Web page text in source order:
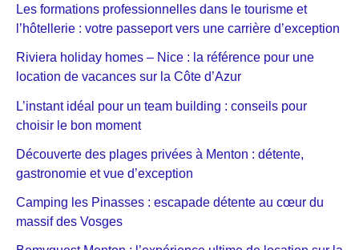
Les formations professionnelles dans le tourisme et
l’hôtellerie : votre passeport vers une carrière d’exception
Riviera holiday homes – Nice : la référence pour une
location de vacances sur la Côte d’Azur
L’instant idéal pour un team building : conseils pour
choisir le bon moment
Découverte des plages privées à Menton : détente,
gastronomie et vue d’exception
Camping les Pinasses : escapade détente au cœur du
massif des Vosges